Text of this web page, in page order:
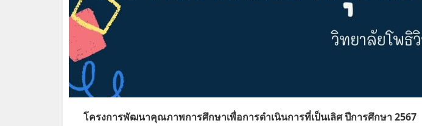
โครงการพัฒนาคุณภาพการศึกษาเพื่อการดำเนินการที่เป็นเลิศ ปีการศึกษา 2567